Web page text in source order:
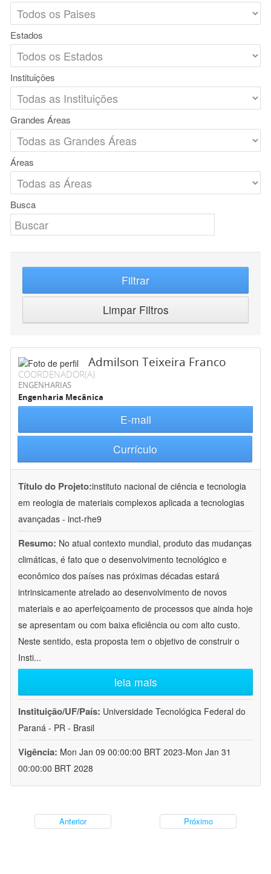
Estados
Instituições
Grandes Áreas
Áreas
Busca
Filtrar
Limpar Filtros
Admilson Teixeira Franco
COORDENADOR(A)
ENGENHARIAS
Engenharia Mecânica
E-mail
Currículo
Título do Projeto:instituto nacional de ciência e tecnologia
em reologia de materiais complexos aplicada a tecnologias
avançadas - inct-rhe9
Resumo: No atual contexto mundial, produto das mudanças
climáticas, é fato que o desenvolvimento tecnológico e
econômico dos países nas próximas décadas estará
intrinsicamente atrelado ao desenvolvimento de novos
materiais e ao aperfeiçoamento de processos que ainda hoje
se apresentam ou com baixa eficiência ou com alto custo.
Neste sentido, esta proposta tem o objetivo de construir o
Insti...
leia mais
Instituição/UF/País: Universidade Tecnológica Federal do
Paraná - PR - Brasil
Vigência: Mon Jan 09 00:00:00 BRT 2023-Mon Jan 31
00:00:00 BRT 2028
Anterior Próximo